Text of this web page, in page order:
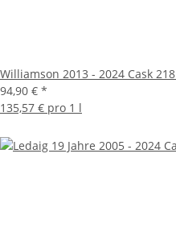
Williamson 2013 - 2024 Cask
94,90 € *
135,57 € pro 1 l